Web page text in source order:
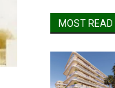
MOST READ